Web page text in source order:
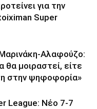
για την
Super
Αλαφούζο:
θα μοιραστεί, είτε
στην ψηφοφορία»
League: Νέο 7-7